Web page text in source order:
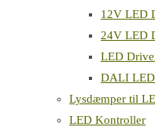
12V LED
24V LED
LED
DALI
Lysdæmper til
LED Kontroller